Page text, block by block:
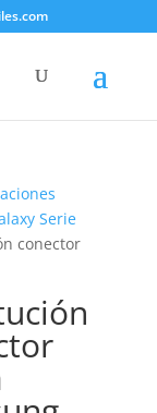
Serie
conector